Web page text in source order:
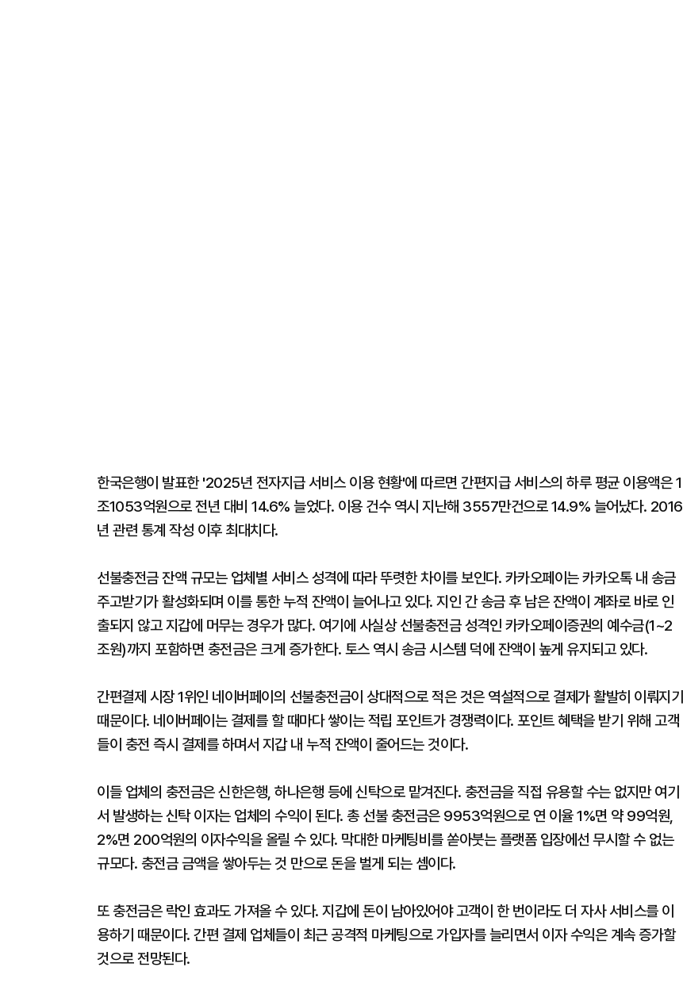
한국은행이 발표한 '2025년 전자지급 서비스 이용 현황'에 따르면 간편지급 서비스의 하루 평균 이용액은 1
조1053억원으로 전년 대비 14.6% 늘었다. 이용 건수 역시 지난해 3557만건으로 14.9% 늘어났다. 2016
년 관련 통계 작성 이후 최대치다.
선불충전금 잔액 규모는 업체별 서비스 성격에 따라 뚜렷한 차이를 보인다. 카카오페이는 카카오톡 내 송금
주고받기가 활성화되며 이를 통한 누적 잔액이 늘어나고 있다. 지인 간 송금 후 남은 잔액이 계좌로 바로 인
출되지 않고 지갑에 머무는 경우가 많다. 여기에 사실상 선불충전금 성격인 카카오페이증권의 예수금(1~2
조원)까지 포함하면 충전금은 크게 증가한다. 토스 역시 송금 시스템 덕에 잔액이 높게 유지되고 있다.
간편결제 시장 1위인 네이버페이의 선불충전금이 상대적으로 적은 것은 역설적으로 결제가 활발히 이뤄지기
때문이다. 네이버페이는 결제를 할 때마다 쌓이는 적립 포인트가 경쟁력이다. 포인트 혜택을 받기 위해 고객
들이 충전 즉시 결제를 하며서 지갑 내 누적 잔액이 줄어드는 것이다.
이들 업체의 충전금은 신한은행, 하나은행 등에 신탁으로 맡겨진다. 충전금을 직접 유용할 수는 없지만 여기
서 발생하는 신탁 이자는 업체의 수익이 된다. 총 선불 충전금은 9953억원으로 연 이율 1%면 약 99억원,
2%면 200억원의 이자수익을 올릴 수 있다. 막대한 마케팅비를 쏟아붓는 플랫폼 입장에선 무시할 수 없는
규모다. 충전금 금액을 쌓아두는 것 만으로 돈을 벌게 되는 셈이다.
또 충전금은 락인 효과도 가져올 수 있다. 지갑에 돈이 남아있어야 고객이 한 번이라도 더 자사 서비스를 이
용하기 때문이다. 간편 결제 업체들이 최근 공격적 마케팅으로 가입자를 늘리면서 이자 수익은 계속 증가할
것으로 전망된다.